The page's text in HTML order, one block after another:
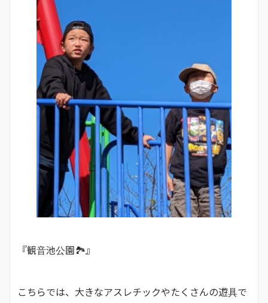
『観音池公園🏞』
こちらでは、大きなアスレチックやたくさんの遊具で